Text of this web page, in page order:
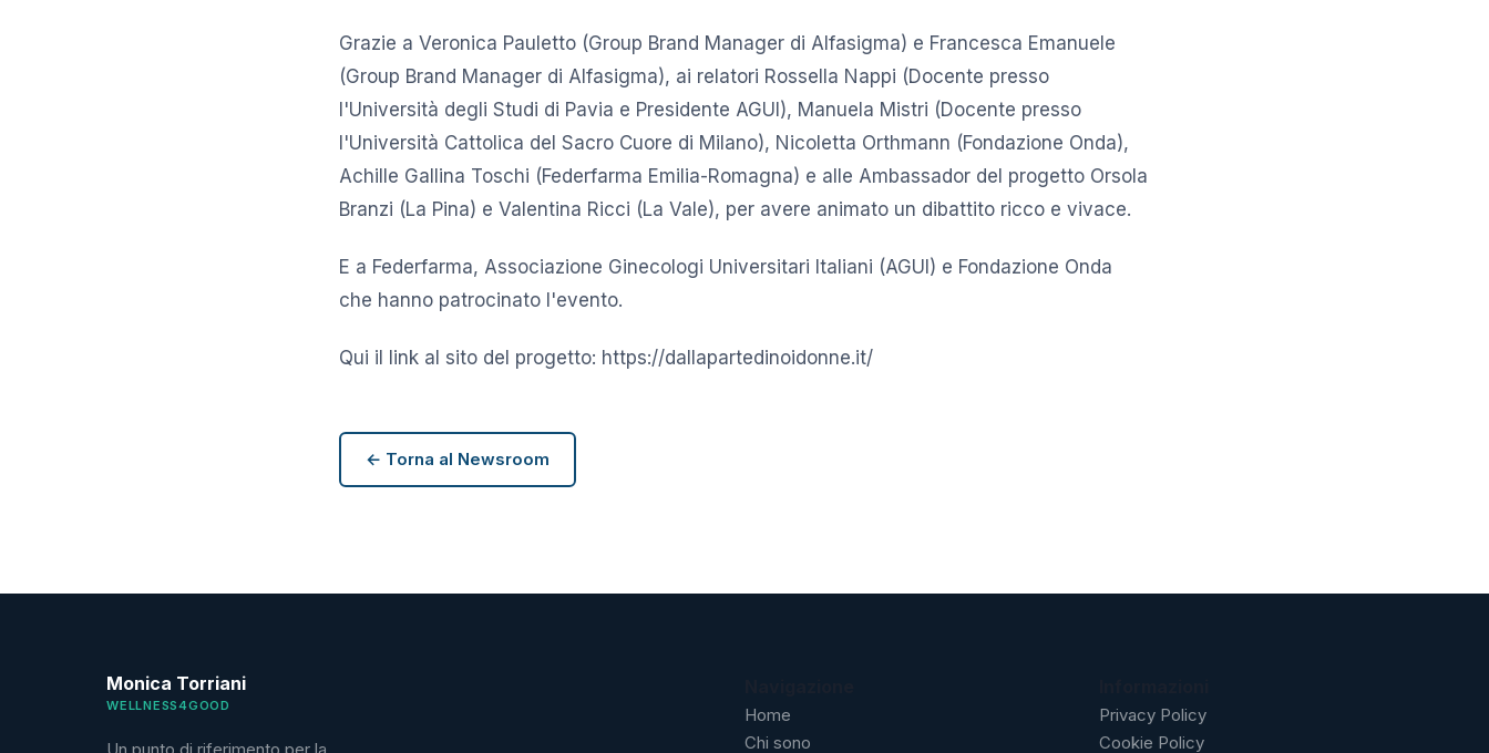
Grazie a Veronica Pauletto (Group Brand Manager di Alfasigma) e Francesca Emanuele
(Group Brand Manager di Alfasigma), ai relatori Rossella Nappi (Docente presso
l'Università degli Studi di Pavia e Presidente AGUI), Manuela Mistri (Docente presso
l'Università Cattolica del Sacro Cuore di Milano), Nicoletta Orthmann (Fondazione Onda),
Achille Gallina Toschi (Federfarma Emilia-Romagna) e alle Ambassador del progetto Orsola
Branzi (La Pina) e Valentina Ricci (La Vale), per avere animato un dibattito ricco e vivace.
E a Federfarma, Associazione Ginecologi Universitari Italiani (AGUI) e Fondazione Onda
che hanno patrocinato l'evento.
Qui il link al sito del progetto: https://dallapartedinoidonne.it/
← Torna al Newsroom
Monica Torriani
WELLNESS4GOOD
Home
Chi sono
Privacy Policy
Cookie Policy